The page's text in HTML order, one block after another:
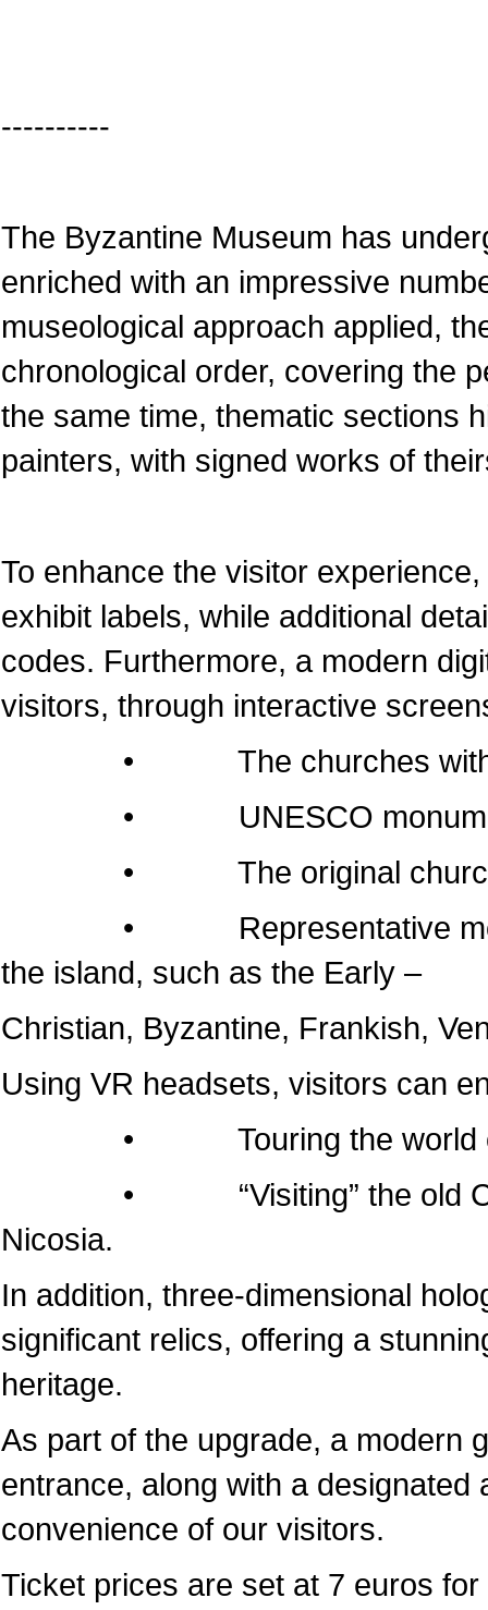
----------
The Byzantine Museum has
enriched with an impressive
museological approach applied,
chronological order, covering the
the same time, thematic sections
painters, with signed works of
To enhance the visitor
exhibit labels, while additional
codes. Furthermore, a modern
visitors, through interactive
• The churches within
• UNESCO
• The original churches
• Representative
the island, such as the Early –
Christian, Byzantine, Frankish,
Using VR headsets, visitors can
• Touring the world of
• “Visiting” the old
Nicosia.
In addition, three-dimensional
significant relics, offering a
heritage.
As part of the upgrade, a modern
entrance, along with a
convenience of our visitors.
Ticket prices are set at 7 euros